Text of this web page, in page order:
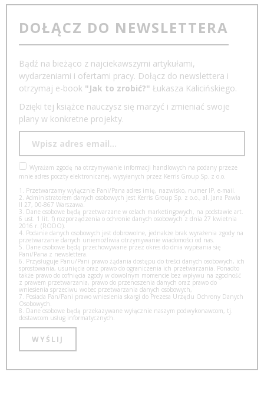
DOŁĄCZ DO NEWSLETTERA
Bądź na bieżąco z najciekawszymi artykułami,
wydarzeniami i ofertami pracy. Dołącz do newslettera i
otrzymaj e-book "Jak to zrobić?" Łukasza Kalicińskiego.
Dzięki tej książce nauczysz się marzyć i zmieniać swoje
plany w konkretne projekty.
Wyrażam zgodę na otrzymywanie informacji handlowych na podany przeze
mnie adres poczty elektronicznej, wysyłanych przez Kerris Group Sp. z o.o.
1. Przetwarzamy wyłącznie Pani/Pana adres imię, nazwisko, numer IP, e-mail.
2. Administratorem danych osobowych jest Kerris Group Sp. z o.o., al. Jana Pawła
II 27, 00-867 Warszawa.
3. Dane osobowe będą przetwarzane w celach marketingowych, na podstawie art.
6 ust. 1 lit. f) rozporządzenia o ochronie danych osobowych z dnia 27 kwietnia
2016 r. (RODO).
4. Podanie danych osobowych jest dobrowolne, jednakże brak wyrażenia zgody na
przetwarzanie danych uniemożliwia otrzymywanie wiadomości od nas.
5. Dane osobowe będą przechowywane przez okres do dnia wypisania się
Pani/Pana z newslettera.
6. Przysługuje Panu/Pani prawo żądania dostępu do treści danych osobowych, ich
sprostowania, usunięcia oraz prawo do ograniczenia ich przetwarzania. Ponadto
także prawo do cofnięcia zgody w dowolnym momencie bez wpływu na zgodność
z prawem przetwarzania, prawo do przenoszenia danych oraz prawo do
wniesienia sprzeciwu wobec przetwarzania danych osobowych,
7. Posiada Pan/Pani prawo wniesienia skargi do Prezesa Urzędu Ochrony Danych
Osobowych.
8. Dane osobowe będą przekazywane wyłącznie naszym podwykonawcom, tj.
dostawcom usług informatycznych.